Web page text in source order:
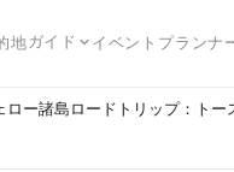
地ガイド イベント プランナ
ロー諸島ロードトリップ：ト